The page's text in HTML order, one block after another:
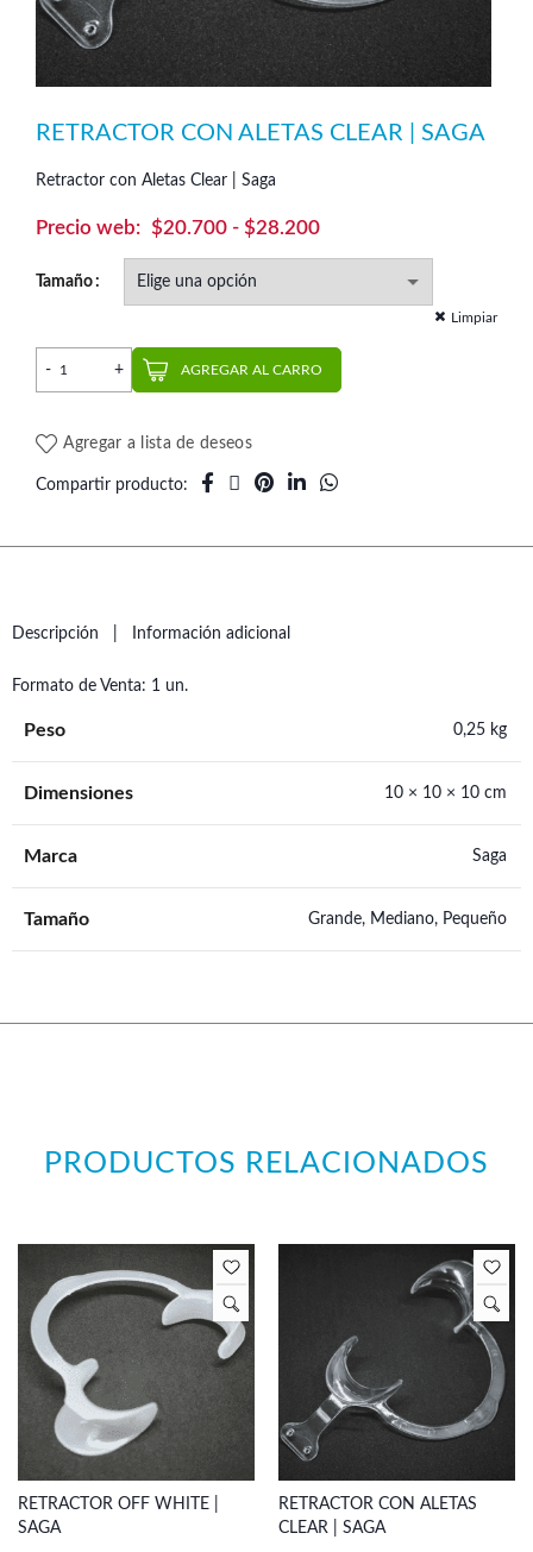
RETRACTOR CON ALETAS CLEAR | SAGA
Retractor con Aletas Clear | Saga
$20.700 - $28.200Rango
de
$20.700
hasta
Tamaño
Limpiar
Retractor con Aletas Clear | Saga cantidad
AGREGAR AL CARRO
Agregar a lista de deseos
Compartir producto
Descripción Información adicional
Formato de Venta: 1 un.
Peso 0,25 kg
Dimensiones 10 × 10 × 10 cm
Marca Saga
Tamaño Grande, Mediano, Pequeño
PRODUCTOS RELACIONADOS
RETRACTOR OFF WHITE |
SAGA
RETRACTOR CON ALETAS
CLEAR | SAGA